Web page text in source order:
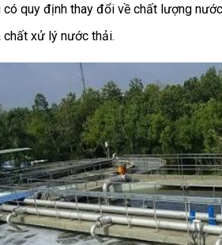
có quy định thay đổi về chất lượng
chất xử lý nước thải.